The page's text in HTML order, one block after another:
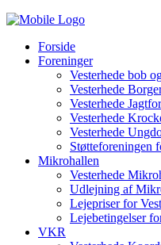
Forside
Foreninger
Vesterhede bob
Vesterhede
Vesterhede
Vesterhede
Vesterhede
Støtteforeningen
Mikrohallen
Vesterhede
Udlejning af
Lejepriser for
Lejebetingelser
VKR